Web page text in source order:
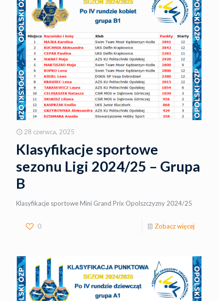
28 czerwca, 2025
Klasyfikacje sportowe
sezonu Ligi 2024/25 – Grupa
B
Klasyfikacje sportowe Mini Grand Prix Opolszczyzny 2024/25
0 Zobacz więcej